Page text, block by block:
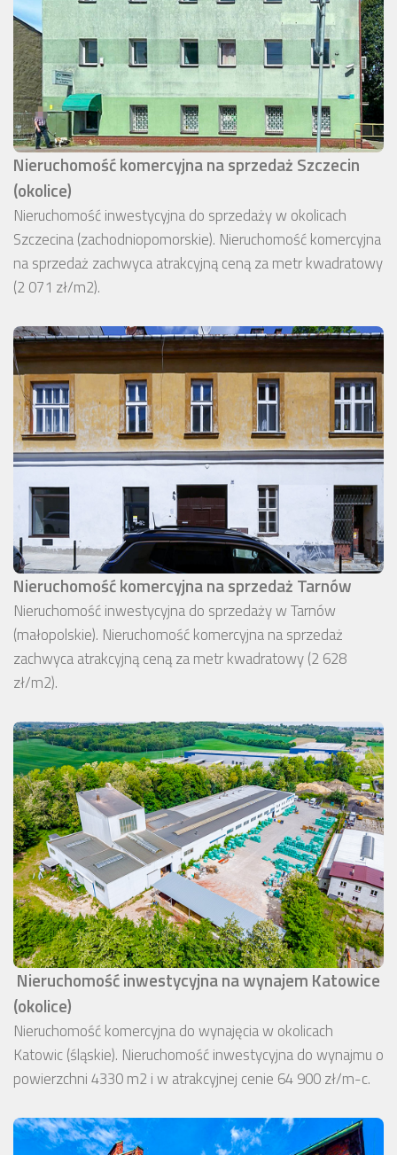
Nieruchomość komercyjna na sprzedaż Szczecin
(okolice)
Nieruchomość inwestycyjna do sprzedaży w okolicach
Szczecina (zachodniopomorskie). Nieruchomość komercyjna
na sprzedaż zachwyca atrakcyjną ceną za metr kwadratowy
(2 071 zł/m2).
Nieruchomość komercyjna na sprzedaż Tarnów
Nieruchomość inwestycyjna do sprzedaży w Tarnów
(małopolskie). Nieruchomość komercyjna na sprzedaż
zachwyca atrakcyjną ceną za metr kwadratowy (2 628
zł/m2).
Nieruchomość inwestycyjna na wynajem Katowice
(okolice)
Nieruchomość komercyjna do wynajęcia w okolicach
Katowic (śląskie). Nieruchomość inwestycyjna do wynajmu o
powierzchni 4330 m2 i w atrakcyjnej cenie 64 900 zł/m-c.